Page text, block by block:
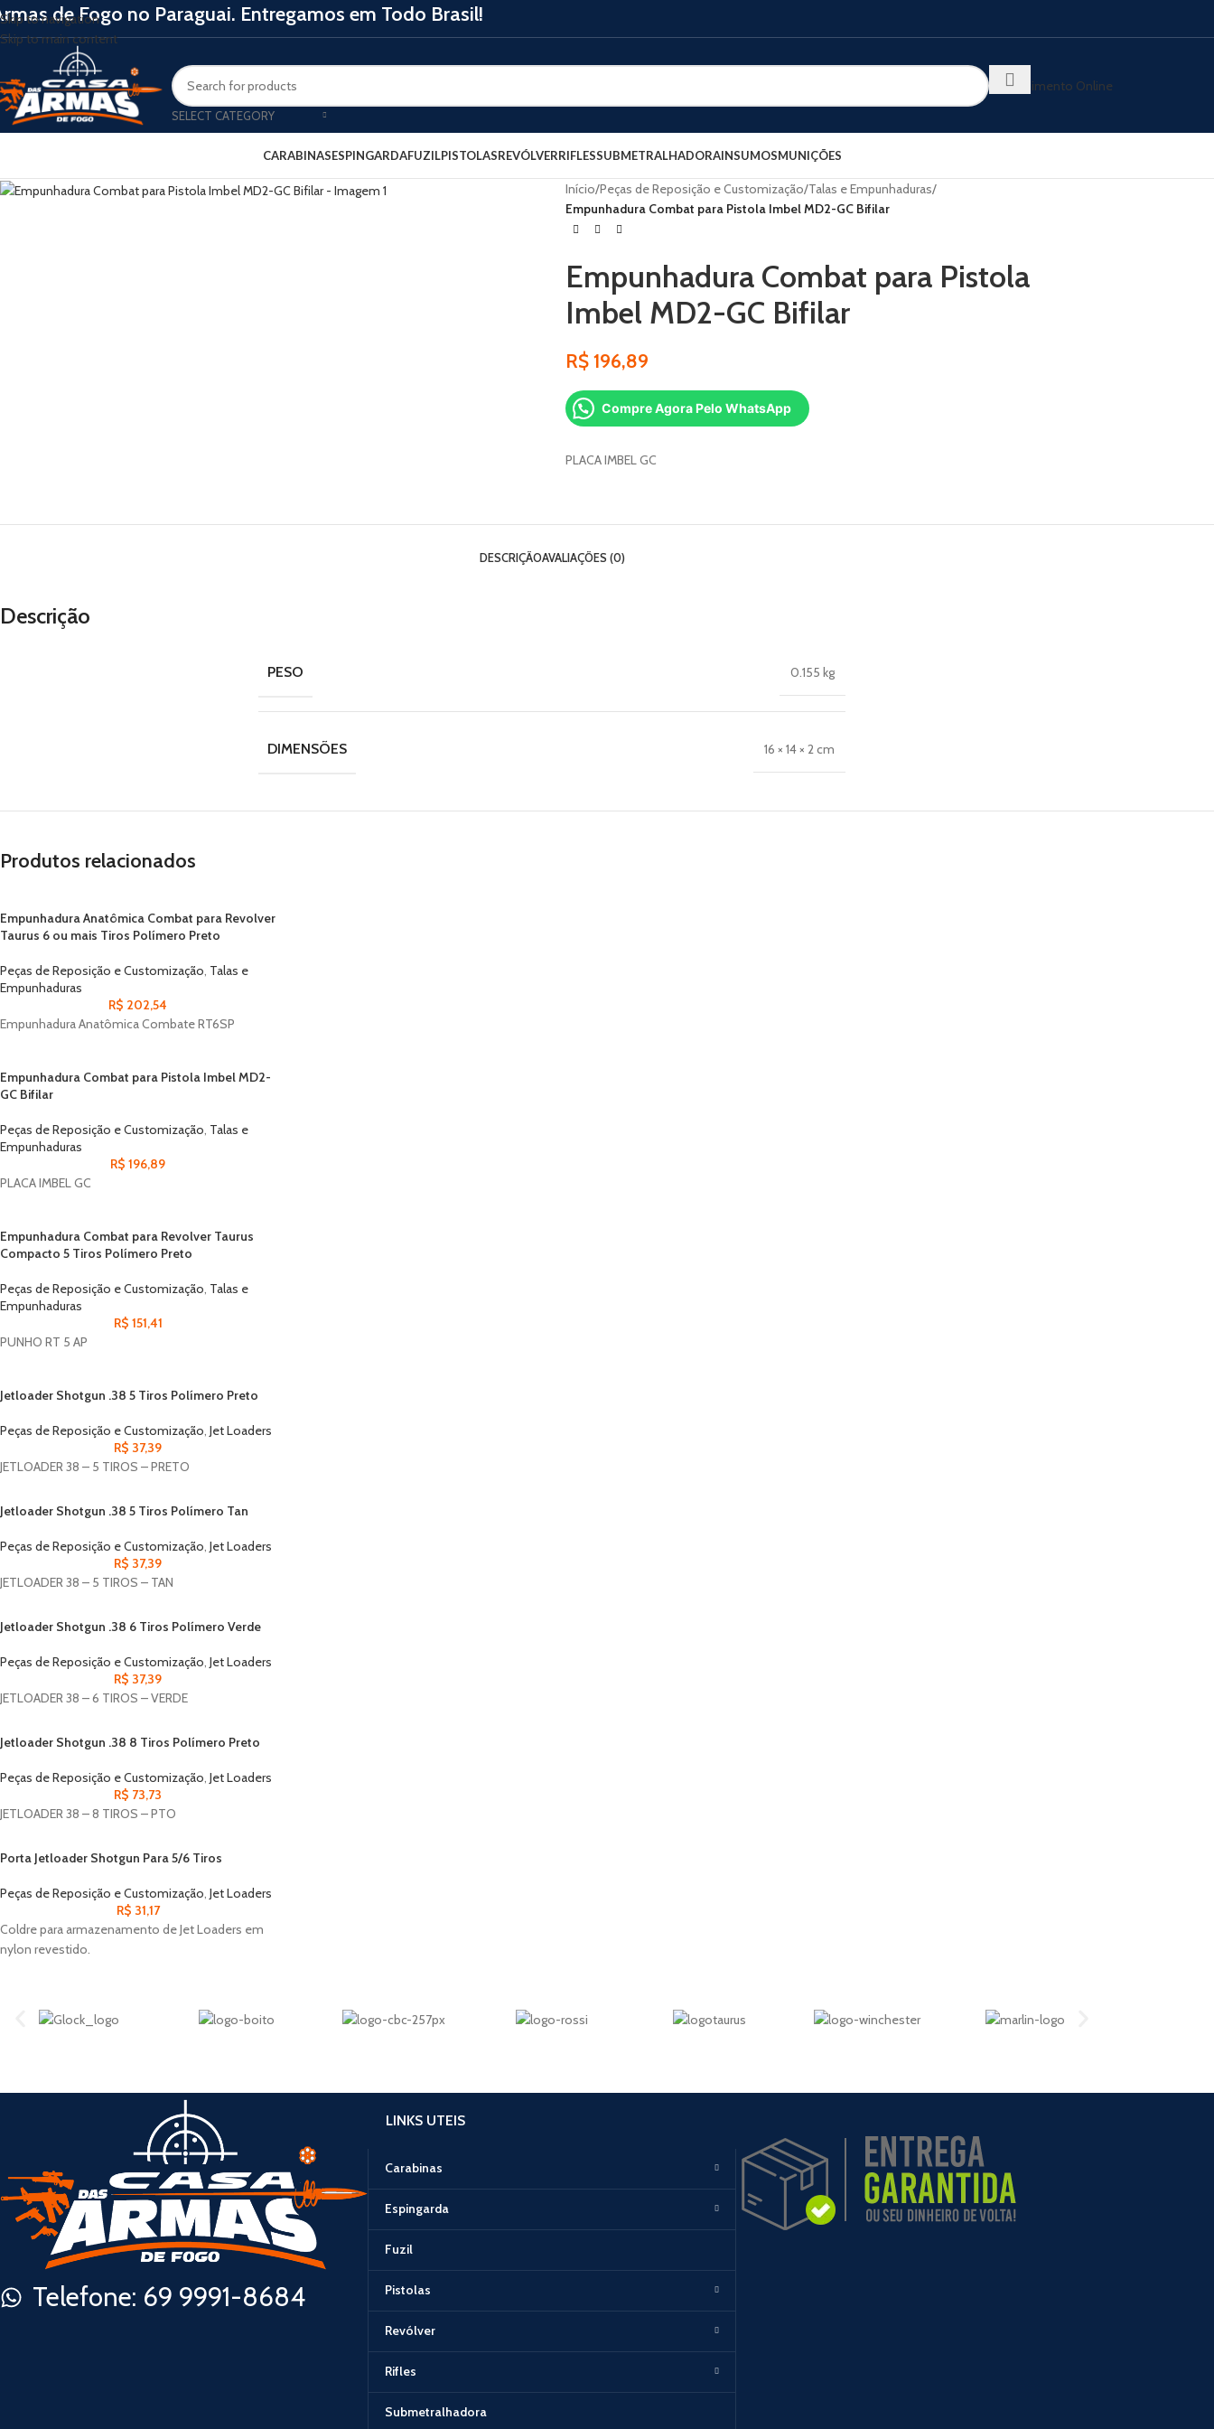
Skip to navigation
Skip to main content
de Fogo no Paraguai. Entregamos em Todo Brasil!
SELECT CATEGORY
Atendimento Online
CARABINASESPINGARDAFUZILPISTOLASREVÓLVERRIFLESSUBMETRALHADORAINSUMOSMUNIÇÕES
Início/Peças de Reposição e Customização/Talas e Empunhaduras/
Empunhadura Combat para Pistola Imbel MD2-GC Bifilar
Empunhadura Combat para Pistola
Imbel MD2-GC Bifilar
R$196,89
Compre Agora Pelo WhatsApp
PLACA IMBEL GC
DESCRIÇÃOAVALIAÇÕES (0)
Descrição
PESO 0.155 kg
DIMENSÕES 16 × 14 × 2 cm
Produtos relacionados
Empunhadura Anatômica Combat para Revolver
Taurus 6 ou mais Tiros Polímero Preto
Peças de Reposição e Customização, Talas e
Empunhaduras
R$ 202,54
Empunhadura Anatômica Combate RT6SP
Empunhadura Combat para Pistola Imbel MD2-
GC Bifilar
Peças de Reposição e Customização, Talas e
Empunhaduras
R$ 196,89
PLACA IMBEL GC
Empunhadura Combat para Revolver Taurus
Compacto 5 Tiros Polímero Preto
Peças de Reposição e Customização, Talas e
Empunhaduras
R$ 151,41
PUNHO RT 5 AP
Jetloader Shotgun .38 5 Tiros Polímero Preto
Peças de Reposição e Customização, Jet Loaders
R$ 37,39
JETLOADER 38 – 5 TIROS – PRETO
Jetloader Shotgun .38 5 Tiros Polímero Tan
Peças de Reposição e Customização, Jet Loaders
R$ 37,39
JETLOADER 38 – 5 TIROS – TAN
Jetloader Shotgun .38 6 Tiros Polímero Verde
Peças de Reposição e Customização, Jet Loaders
R$ 37,39
JETLOADER 38 – 6 TIROS – VERDE
Jetloader Shotgun .38 8 Tiros Polímero Preto
Peças de Reposição e Customização, Jet Loaders
R$ 73,73
JETLOADER 38 – 8 TIROS – PTO
Porta Jetloader Shotgun Para 5/6 Tiros
Peças de Reposição e Customização, Jet Loaders
R$ 31,17
Coldre para armazenamento de Jet Loaders em
nylon revestido.
Telefone: 69 9991-8684
LINKS UTEIS
Carabinas
Espingarda
Fuzil
Pistolas
Revólver
Rifles
Submetralhadora